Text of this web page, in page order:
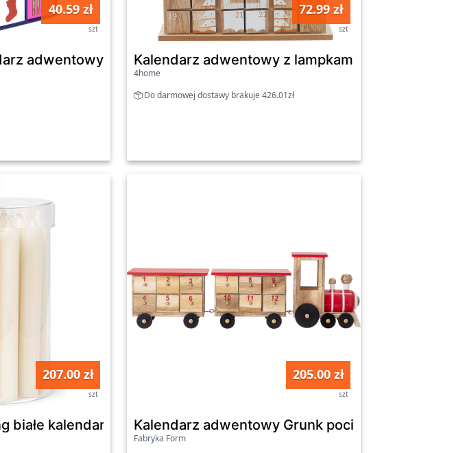
40.59 zł
szt
adwentowy z szufladkami 24 szt. do uzupełnienia, dekoracja
72.99 zł
szt
Kalendarz adwentowy z lampkami LED Santa´s
4home
Do darmowej dostawy brakuje 426.01zł
cm, 2x AAA
207.00 zł
szt
białe kalendarz adwentowy 24 szt.
205.00 zł
szt
Kalendarz adwentowy Grunk pociąg 46 cm
Fabryka Form